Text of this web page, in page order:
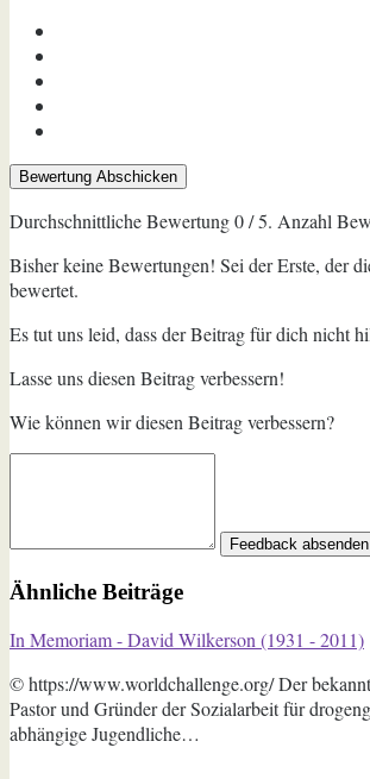
Bewertung Abschicken
Durchschnittliche Bewertung0/ 5. Anzahl
Bisher keine Bewertungen! Sei der Erste, der
bewertet.
Es tut uns leid, dass der Beitrag für dich nicht
Lasse uns diesen Beitrag verbessern!
Wie können wir diesen Beitrag verbessern?
Feedback absenden
Ähnliche Beiträge
In Memoriam - David Wilkerson (1931 - 2011)
© https://www.worldchallenge.org/ Der
Pastor und Gründer der Sozialarbeit für
abhängige Jugendliche…